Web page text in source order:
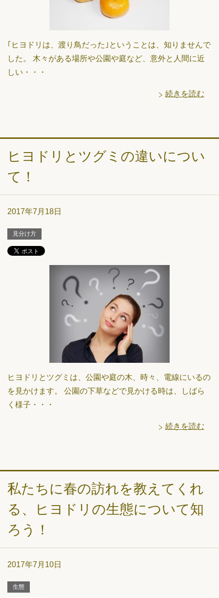
｢ヒヨドリは、渡り鳥だった｣ということは、知りませんで
した。 木々がある場所や公園や庭など、意外と人間に近
しい・・・
続きを読む
ヒヨドリとツグミの違いについ
て！
2017年7月18日
見分け方
ヒヨドリとツグミは、公園や庭の木、時々、電線にいるの
を見かけます。 公園の下草などで見かける時は、しばら
く様子・・・
続きを読む
私たちに春の訪れを教えてくれ
る、ヒヨドリの生態について知
ろう！
2017年7月10日
生態